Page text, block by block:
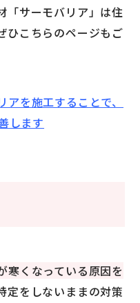
「サーモバリア」は住
ひこちらのページもご
を施工することで、
します
寒くなっている原因を
定をしないままの対策